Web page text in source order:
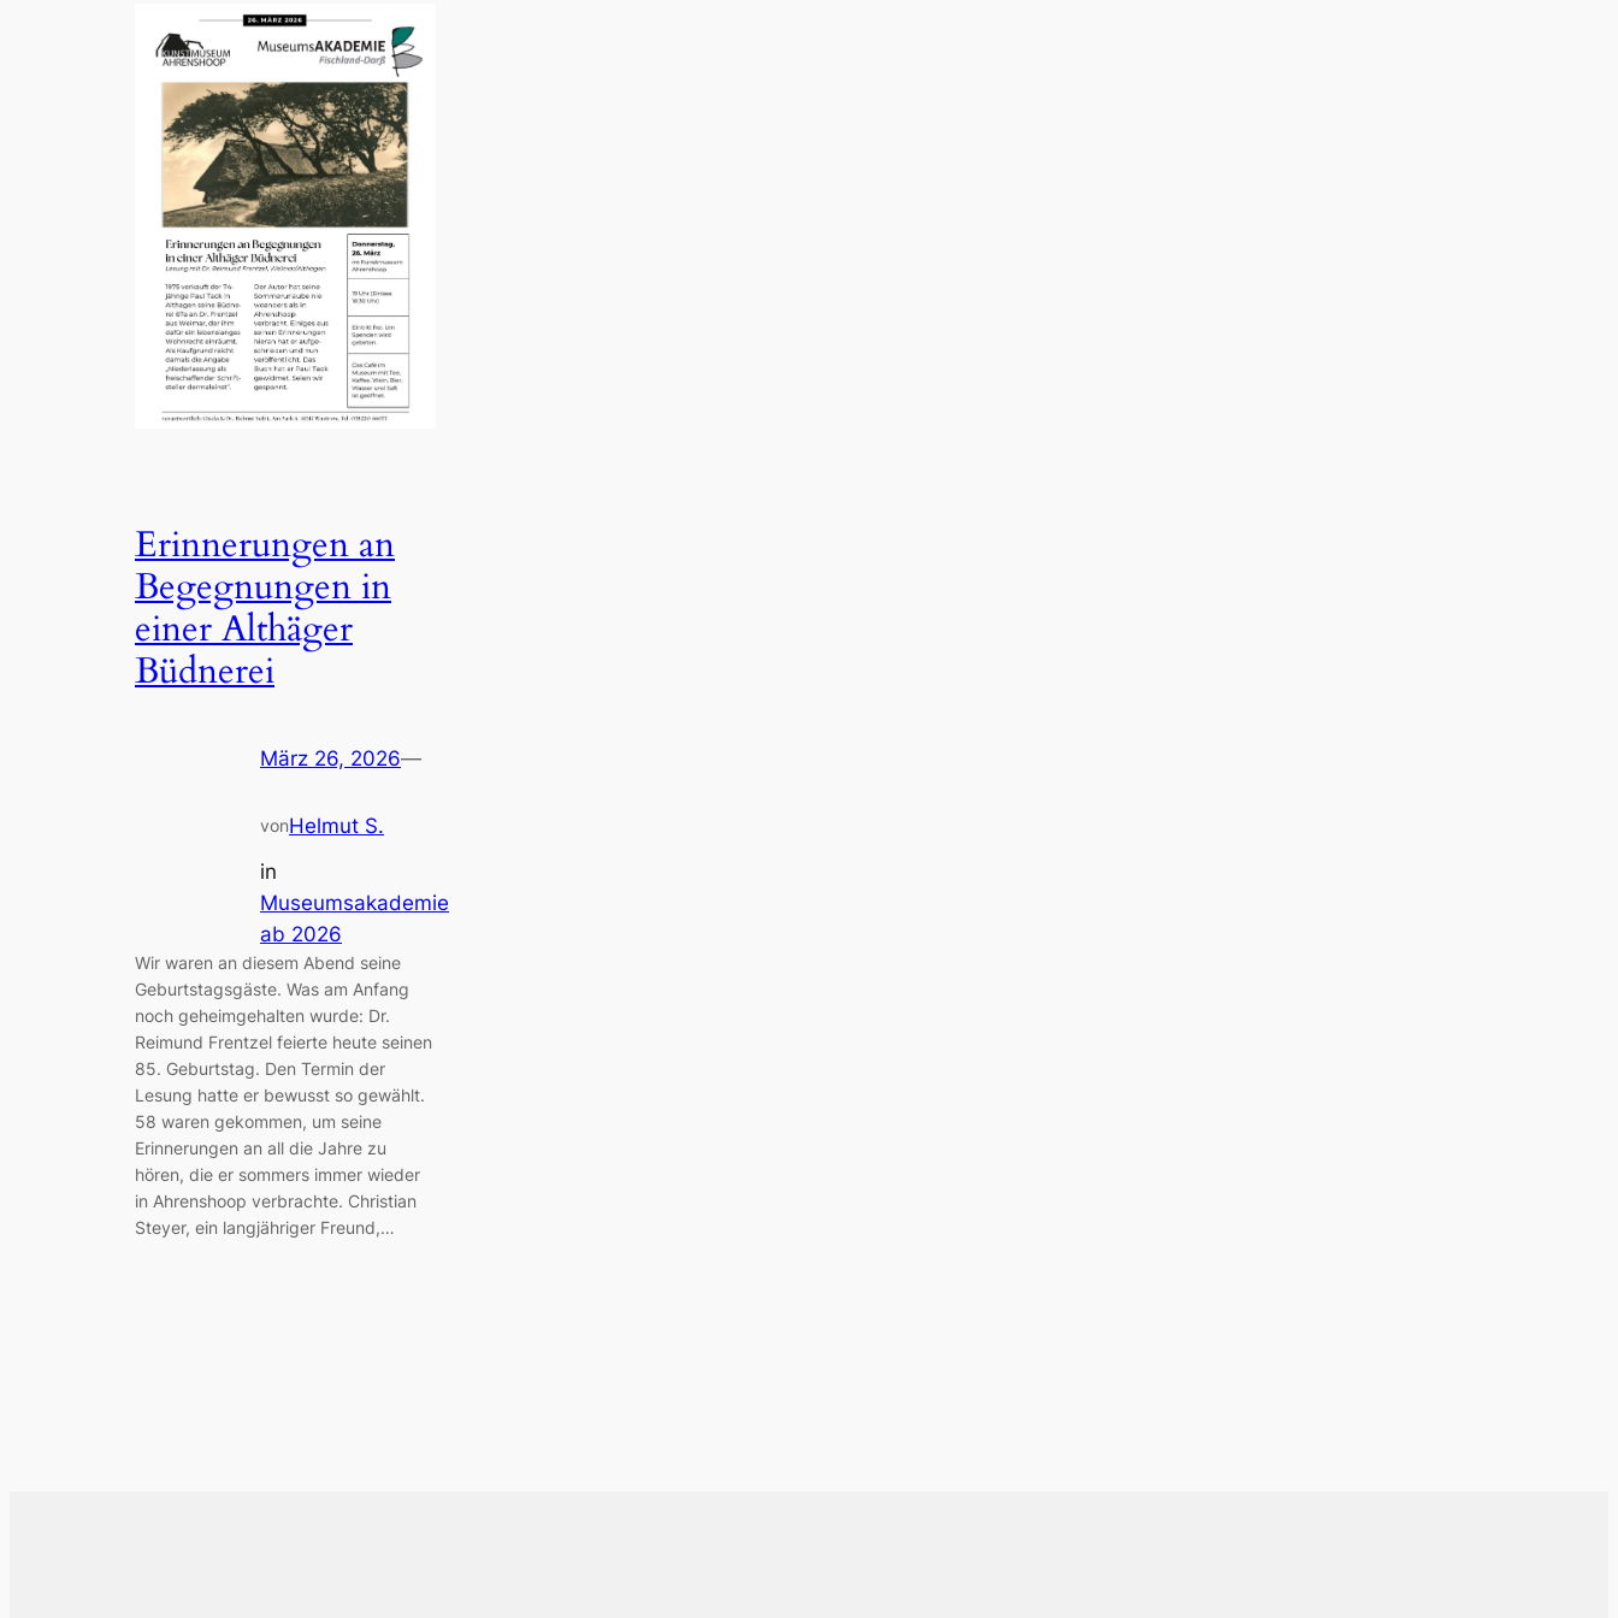
Erinnerungen an
Begegnungen in
einer Althäger
Büdnerei
März 26, 2026—
vonHelmut S.
in
Museumsakademie
ab 2026
Wir waren an diesem Abend seine
Geburtstagsgäste. Was am Anfang
noch geheimgehalten wurde: Dr.
Reimund Frentzel feierte heute seinen
85. Geburtstag. Den Termin der
Lesung hatte er bewusst so gewählt.
58 waren gekommen, um seine
Erinnerungen an all die Jahre zu
hören, die er sommers immer wieder
in Ahrenshoop verbrachte. Christian
Steyer, ein langjähriger Freund,…